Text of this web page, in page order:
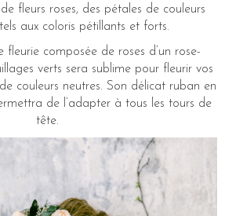
fleurs roses, des pétales de couleurs
aux coloris pétillants et forts.
fleurie composée de roses d’un rose-
verts sera sublime pour fleurir vos
couleurs neutres. Son délicat ruban en
de l’adapter à tous les tours de
tête.